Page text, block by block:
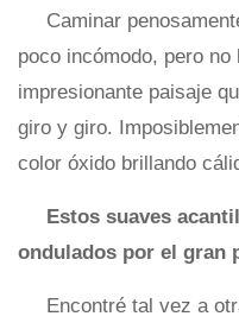
Caminar
poco incómodo, pero no
impresionante paisaje
giro y giro.
color óxido brillando
Estos suaves
ondulados por el gran
Encontré tal vez a